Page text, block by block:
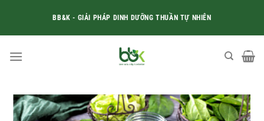
content
BB&K - GIẢI PHÁP DINH DƯỠNG THUẦN TỰ NHIÊN